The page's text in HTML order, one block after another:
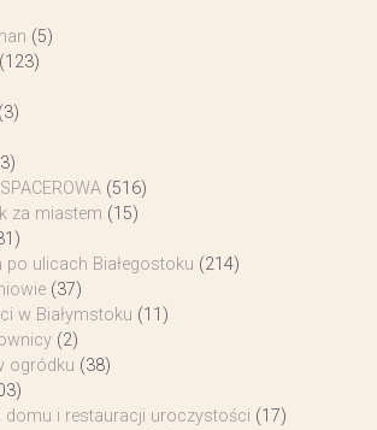
(5)
(123)
(3)
(516)
za miastem (15)
po ulicach Białegostoku (214)
(37)
w Białymstoku (11)
(2)
ogródku (38)
domu i restauracji uroczystości (17)